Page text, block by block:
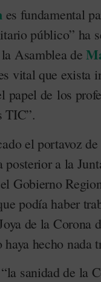
es fundamental
público” ha
Asamblea de
vital que exista
papel de los
TIC”.
el portavoz
posterior a la
Gobierno
podía haber
de la Corona
haya hecho
sanidad de la